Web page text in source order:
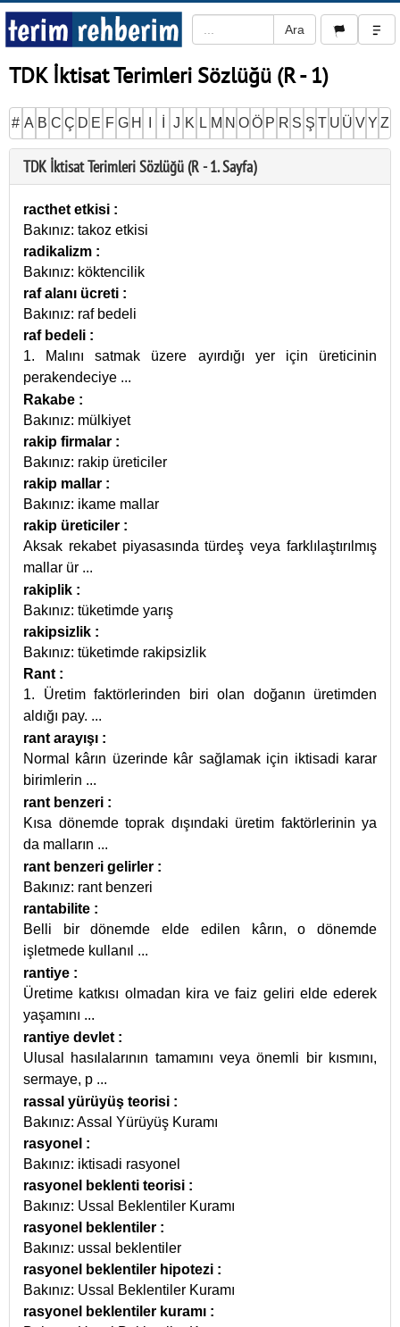
TDK İktisat Terimleri Sözlüğü (R - 1)
# A B C Ç D E F G H J K L M N O Ö P R S Ş T U Ü V Y Z
TDK İktisat Terimleri Sözlüğü (R - 1. Sayfa)
racthet etkisi :
Bakınız: takoz etkisi
radikalizm :
Bakınız: köktencilik
raf alanı ücreti :
Bakınız: raf bedeli
raf bedeli :
1. Malını satmak üzere ayırdığı yer için üreticinin
perakendeciye ...
Rakabe :
Bakınız: mülkiyet
rakip firmalar :
Bakınız: rakip üreticiler
rakip mallar :
Bakınız: ikame mallar
rakip üreticiler :
Aksak rekabet piyasasında türdeş veya farklılaştırılmış
mallar ür ...
rakiplik :
Bakınız: tüketimde yarış
rakipsizlik :
Bakınız: tüketimde rakipsizlik
Rant :
1. Üretim faktörlerinden biri olan doğanın üretimden
aldığı pay. ...
rant arayışı :
Normal kârın üzerinde kâr sağlamak için iktisadi karar
birimlerin ...
rant benzeri :
Kısa dönemde toprak dışındaki üretim faktörlerinin ya
da malların ...
rant benzeri gelirler :
Bakınız: rant benzeri
rantabilite :
Belli bir dönemde elde edilen kârın, o dönemde
işletmede kullanıl ...
rantiye :
Üretime katkısı olmadan kira ve faiz geliri elde ederek
yaşamını ...
rantiye devlet :
Ulusal hasılalarının tamamını veya önemli bir kısmını,
sermaye, p ...
rassal yürüyüş teorisi :
Bakınız: Assal Yürüyüş Kuramı
rasyonel :
Bakınız: iktisadi rasyonel
rasyonel beklenti teorisi :
Bakınız: Ussal Beklentiler Kuramı
rasyonel beklentiler :
Bakınız: ussal beklentiler
rasyonel beklentiler hipotezi :
Bakınız: Ussal Beklentiler Kuramı
rasyonel beklentiler kuramı :